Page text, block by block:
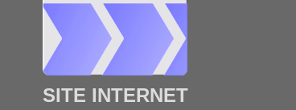
SITE INTERNET